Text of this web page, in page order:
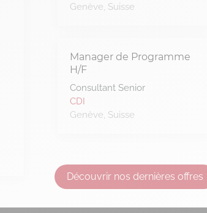
Genève Suisse
Manager de Programme
H/F
Consultant Senior
CDI
Genève Suisse
Découvrir nos dernières offres